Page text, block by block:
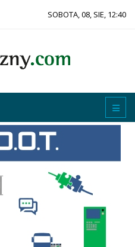
SOBOTA, 08, SIE, 12:40